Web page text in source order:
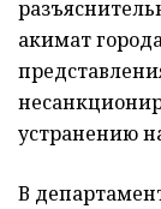
акимат
устранению
В